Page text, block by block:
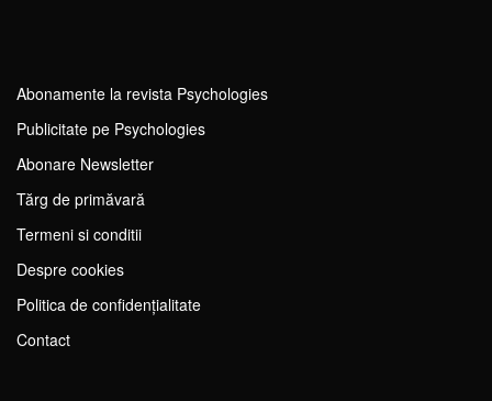
Abonamente la revista Psychologies
Publicitate pe Psychologies
Abonare Newsletter
Tărg de primăvară
Termeni si conditii
Despre cookies
Politica de confidențialitate
Contact